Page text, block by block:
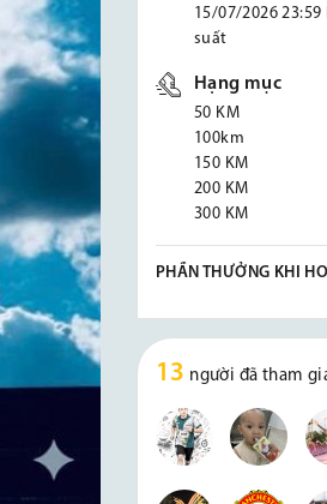
15/07/2026
suất
Hạng mục
50 KM
100km
150 KM
200 KM
300 KM
PHẦN THƯỞNG KHI
13 người đã tham